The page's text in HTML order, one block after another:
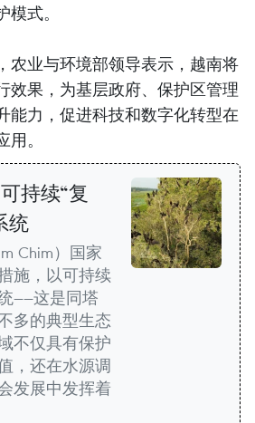
式。
农业与环境部领导表示，越南将
效果，为基层政府、保护区管理
能力，促进科技和数字化转型在
。
持续“复
统
Chim）国家
施，以可持续
——这是同塔
多的典型生态
不仅具有保护
，还在水源调
发展中发挥着